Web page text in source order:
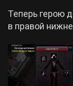
Теперь герою
в правой